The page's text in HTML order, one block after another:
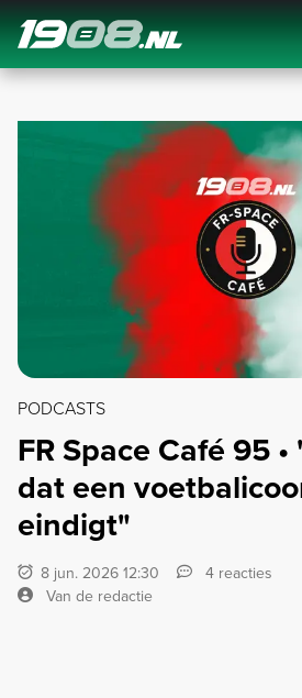
Navigation
PODCASTS
FR Space Café 95
dat een
eindigt"
8 jun. 2026 12:30
4 reacties
Van de redactie